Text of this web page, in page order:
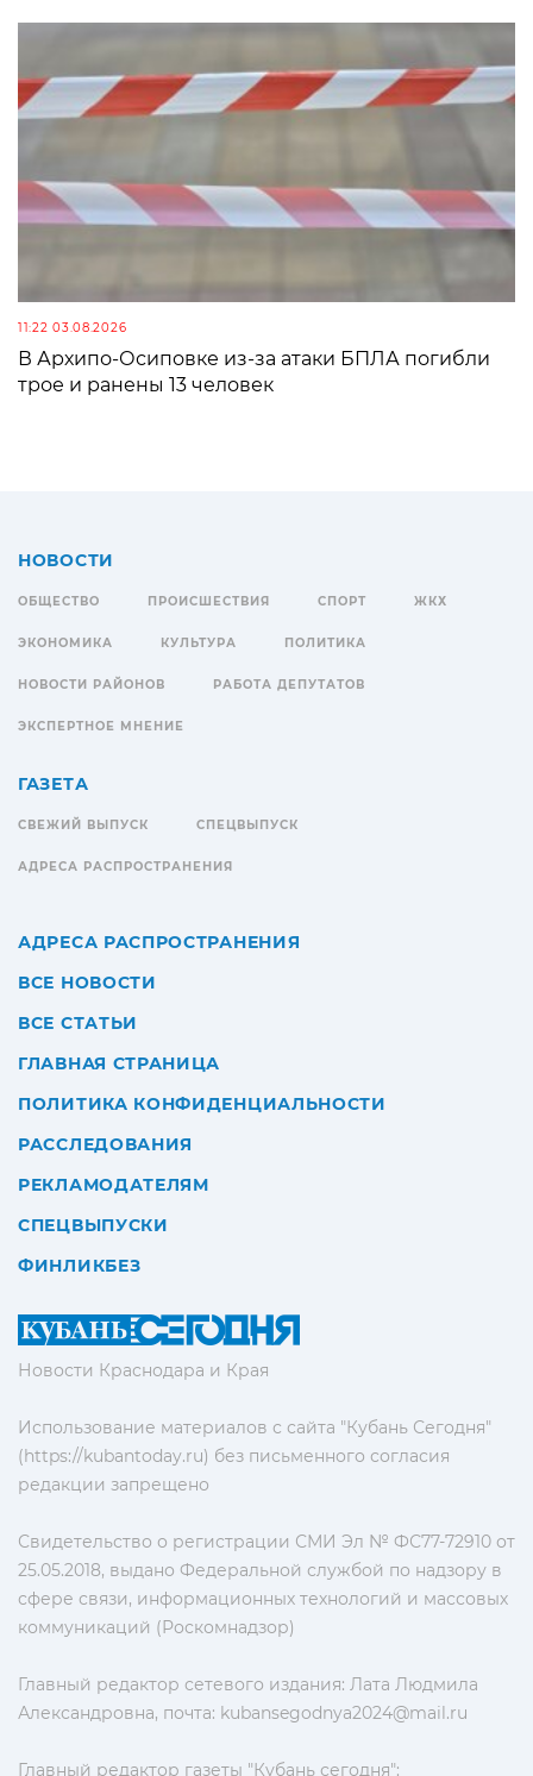
11:22 03.08.2026
В Архипо-Осиповке из-за атаки БПЛА погибли
трое и ранены 13 человек
Новости Краснодара и Края
Использование материалов с сайта "Кубань Сегодня"
(https://kubantoday.ru) без письменного согласия
редакции запрещено
Свидетельство о регистрации СМИ Эл № ФС77-72910 от
25.05.2018, выдано Федеральной службой по надзору в
сфере связи, информационных технологий и массовых
коммуникаций (Роскомнадзор)
Главный редактор сетевого издания: Лата Людмила
Александровна, почта: kubansegodnya2024@mail.ru
Главный редактор газеты "Кубань сегодня":
НОВОСТИ
ОБЩЕСТВО ПРОИСШЕСТВИЯ СПОРТ ЖКХ
ЭКОНОМИКА КУЛЬТУРА ПОЛИТИКА
НОВОСТИ РАЙОНОВ РАБОТА ДЕПУТАТОВ
ЭКСПЕРТНОЕ МНЕНИЕ
ГАЗЕТА
СВЕЖИЙ ВЫПУСК СПЕЦВЫПУСК
АДРЕСА РАСПРОСТРАНЕНИЯ
АДРЕСА РАСПРОСТРАНЕНИЯ
ВСЕ НОВОСТИ
ВСЕ СТАТЬИ
ГЛАВНАЯ СТРАНИЦА
ПОЛИТИКА КОНФИДЕНЦИАЛЬНОСТИ
РАССЛЕДОВАНИЯ
РЕКЛАМОДАТЕЛЯМ
СПЕЦВЫПУСКИ
ФИНЛИКБЕЗ